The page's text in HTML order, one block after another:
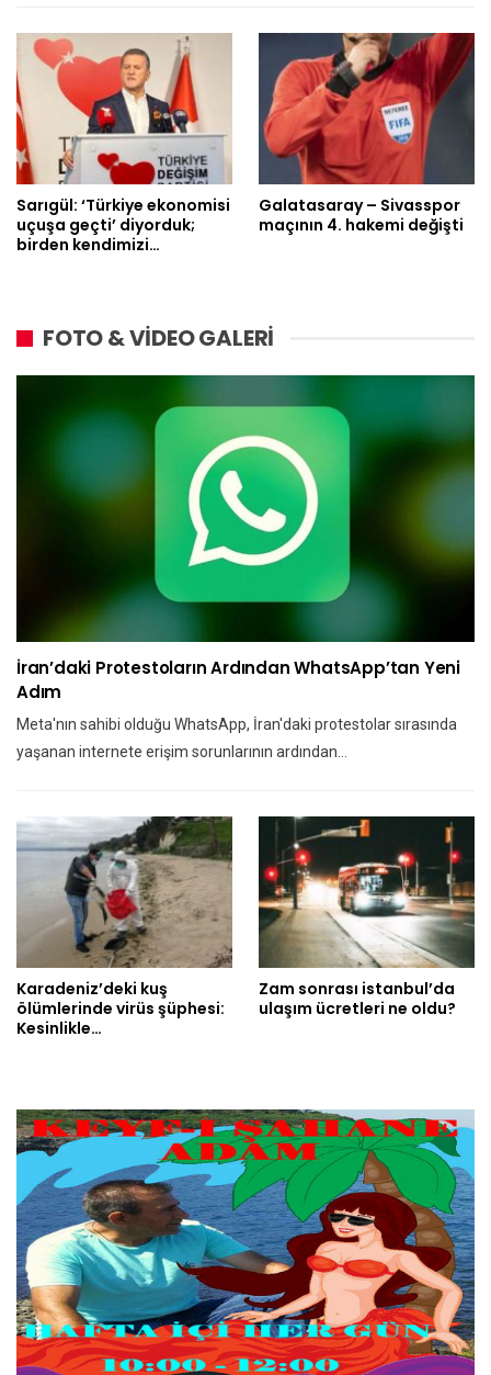
Sarıgül: ‘Türkiye ekonomisi
uçuşa geçti’ diyorduk;
birden kendimizi…
Galatasaray – Sivasspor
maçının 4. hakemi değişti
FOTO & VİDEO GALERİ
İran’daki Protestoların Ardından WhatsApp’tan Yeni
Adım
Meta'nın sahibi olduğu WhatsApp, İran'daki protestolar sırasında
yaşanan internete erişim sorunlarının ardından…
Karadeniz’deki kuş
ölümlerinde virüs şüphesi:
Kesinlikle…
Zam sonrası istanbul’da
ulaşım ücretleri ne oldu?